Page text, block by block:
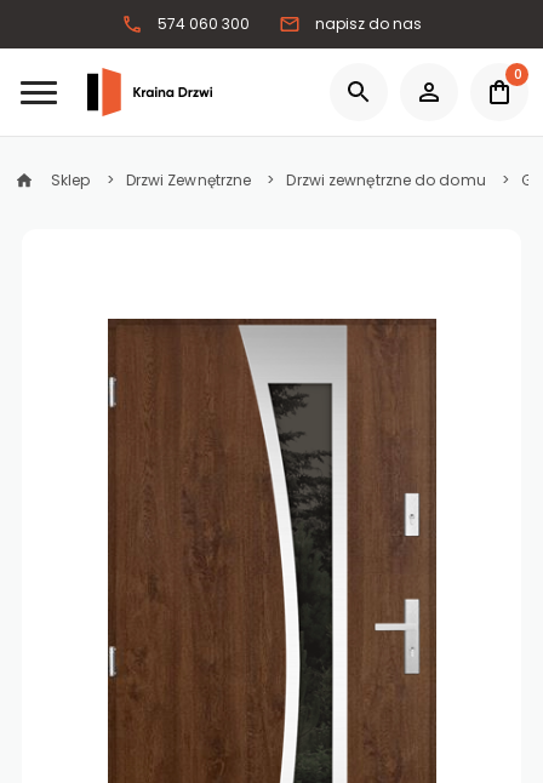
574 060 300 napisz do nas
0
Sklep Drzwi Zewnętrzne Drzwi zewnętrzne do domu